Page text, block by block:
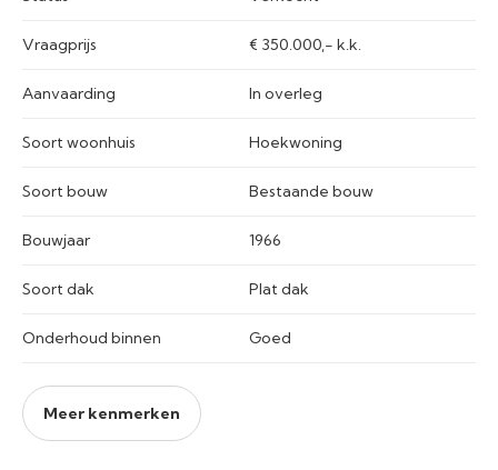
Vraagprijs € 350.000,- k.k.
Aanvaarding In overleg
Soort woonhuis Hoekwoning
Soort bouw Bestaande bouw
Bouwjaar 1966
Soort dak Plat dak
Onderhoud binnen Goed
Meer kenmerken